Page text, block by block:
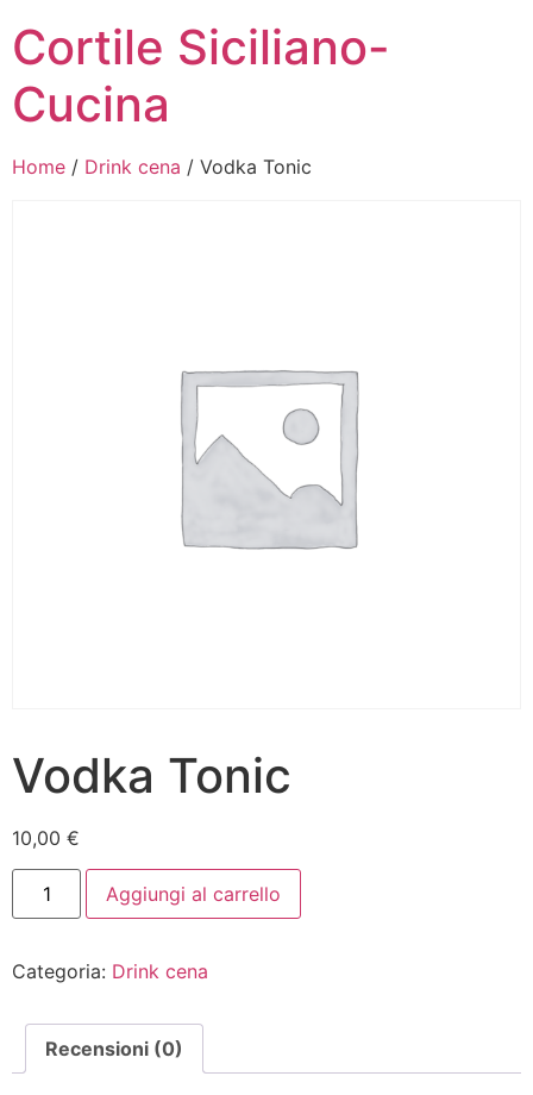
Cortile Siciliano-
Cucina
Home / Drink cena / Vodka Tonic
Vodka Tonic
10,00 €
Aggiungi al carrello
Categoria: Drink cena
Recensioni (0)